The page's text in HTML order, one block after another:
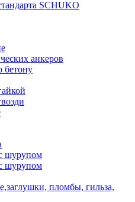
SCHUKO
анкеров
шурупом
шурупом
пломбы, гильза,